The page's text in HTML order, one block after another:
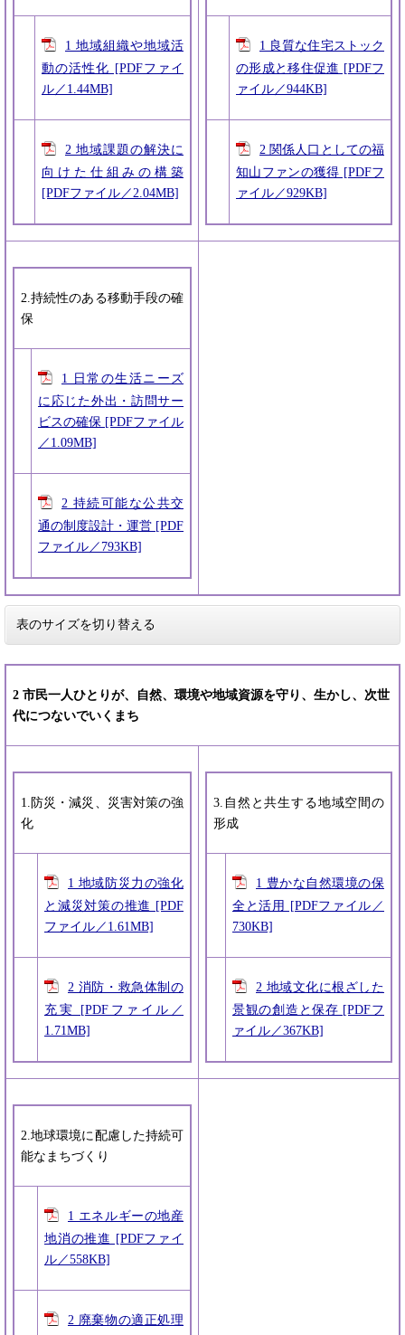
1 地域組織や地域活
動の活性化 [PDFファイ
ル／1.44MB]
2 地域課題の解決に
向けた仕組みの構築
[PDFファイル／2.04MB]
1 良質な住宅ストック
の形成と移住促進 [PDFフ
ァイル／944KB]
2 関係人口としての福
知山ファンの獲得 [PDFフ
ァイル／929KB]
2.持続性のある移動手段の確
保
1 日常の生活ニーズ
に応じた外出・訪問サー
ビスの確保 [PDFファイル
／1.09MB]
2 持続可能な公共交
通の制度設計・運営 [PDF
ファイル／793KB]
表のサイズを切り替える
2 市民一人ひとりが、自然、環境や地域資源を守り、生かし、次世
代につないでいくまち
1.防災・減災、災害対策の強
化
1 地域防災力の強化
と減災対策の推進 [PDF
ファイル／1.61MB]
2 消防・救急体制の
充実 [PDFファイル／
1.71MB]
3.自然と共生する地域空間の
形成
1 豊かな自然環境の保
全と活用 [PDFファイル／
730KB]
2 地域文化に根ざした
景観の創造と保存 [PDFフ
ァイル／367KB]
2.地球環境に配慮した持続可
能なまちづくり
1 エネルギーの地産
地消の推進 [PDFファイ
ル／558KB]
2 廃棄物の適正処理